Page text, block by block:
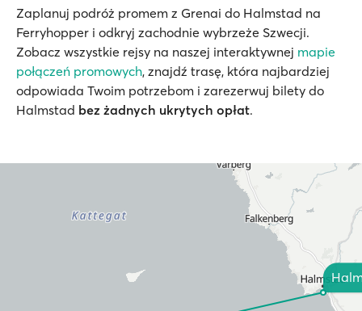
Zaplanuj podróż promem z Grenai do Halmstad na
Ferryhopper i odkryj zachodnie wybrzeże Szwecji.
Zobacz wszystkie rejsy na naszej interaktywnej mapie
połączeń promowych, znajdź trasę, która najbardziej
odpowiada Twoim potrzebom i zarezerwuj bilety do
Halmstad bez żadnych ukrytych opłat.